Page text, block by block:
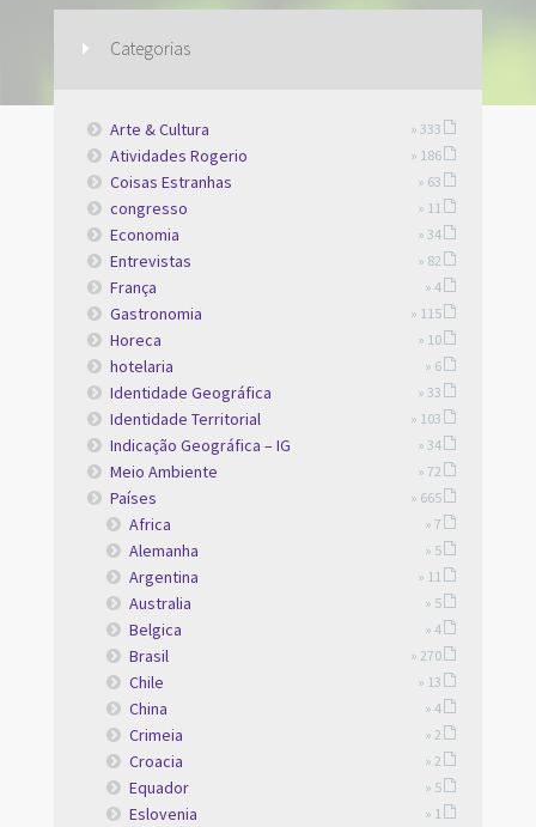
Categorias
Arte & Cultura » 333
Atividades Rogerio » 186
Coisas Estranhas » 63
congresso » 11
Economia » 34
Entrevistas » 82
França » 4
Gastronomia » 115
Horeca » 10
hotelaria » 6
Identidade Geográfica » 33
Identidade Territorial » 103
Indicação Geográfica – IG » 34
Meio Ambiente » 72
Países » 665
Africa » 7
Alemanha » 5
Argentina » 11
Australia » 5
Belgica » 4
Brasil » 270
Chile » 13
China » 4
Crimeia » 2
Croacia » 2
Equador » 5
Eslovenia » 1